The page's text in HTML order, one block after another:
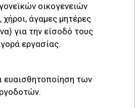
οικογενειών
χήροι, άγαμες μητέρες
για την είσοδό τους
εργασίας.
ευαισθητοποίηση των